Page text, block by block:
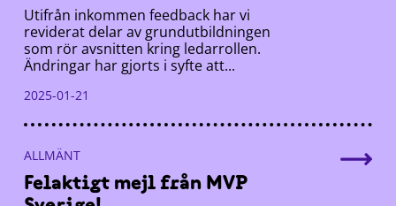
Utifrån inkommen feedback har vi
reviderat delar av grundutbildningen
som rör avsnitten kring ledarrollen.
Ändringar har gjorts i syfte att...
2025-01-21
ALLMÄNT
Felaktigt mejl från MVP